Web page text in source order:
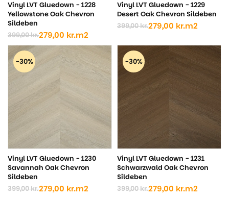
Vinyl LVT Gluedown - 1228
Yellowstone Oak Chevron
Sildeben
399,00kr.
Den
oprindelige
pris
var:
399,00 kr..
279,00 kr.
Den
aktuelle
pris
er:
279,00 kr..
m2
Vinyl LVT Gluedown - 1229
Desert Oak Chevron Sildeben
399,00kr.
Den
pris
var:
399,00 kr..
279,00 kr.
Den
pris
er:
279,00 kr..
m2
-30%
Vinyl LVT Gluedown - 1230
Savannah Oak Chevron
Sildeben
399,00kr.
Den
279,00 kr.
Den
m2
-30%
Vinyl LVT Gluedown - 1231
Schwarzwald Oak Chevron
Sildeben
399,00kr.
Den
279,00 kr.
Den
m2